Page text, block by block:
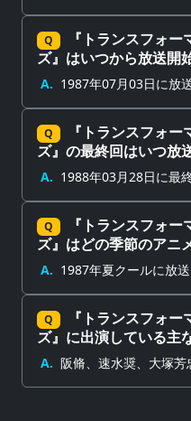
Q
『トランスフォ
ズ』はいつから放送開
A. 1987年07月03日に放
Q
『トランスフォ
ズ』の最終回はいつ放
A. 1988年03月28日に最
Q
『トランスフォ
ズ』はどの季節のアニ
A. 1987年夏クールに放
Q
『トランスフォ
ズ』に出演している主
A. 阪脩、速水奨、大塚芳